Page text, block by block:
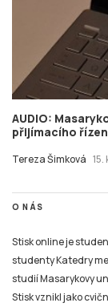
AUDIO:
přijímacího
Tereza Šimková
O NÁS
Stisk online je
studenty Katedry
studií Masarykovy
Stisk vznikl jako